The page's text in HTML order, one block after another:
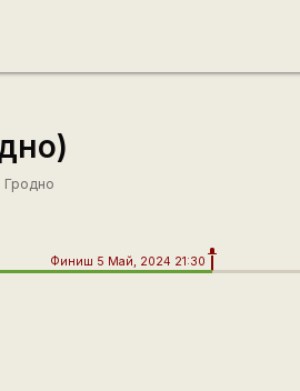
Гродно
Финиш 5 Май, 2024 21:30